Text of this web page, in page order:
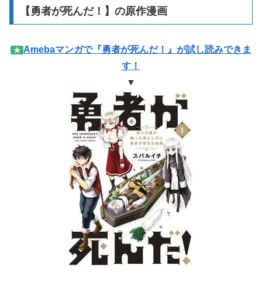
【勇者が死んだ！】の原作漫画
★ Amebaマンガで『勇者が死んだ！』が試し読みできま
す！
▼